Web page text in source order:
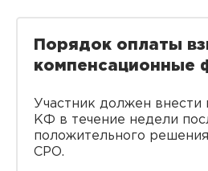
Порядок оплаты
компенсационные
Участник должен внести
КФ в течение недели
положительного
СРО.